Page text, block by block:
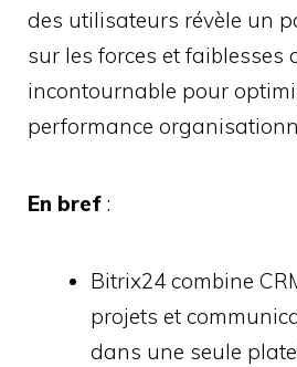
des utilisateurs révèle un
sur les forces et faiblesses
incontournable pour
performance
En bref :
Bitrix24 combine
projets et
dans une seule